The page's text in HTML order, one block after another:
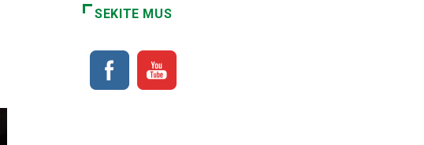
SEKITE MUS